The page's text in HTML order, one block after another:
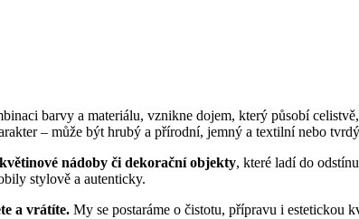
barvy a materiálu, vznikne dojem, který působí
– může být hrubý a přírodní, jemný a textilní nebo
nádoby či dekorační objekty, které ladí do
stylově a autenticky.
a vrátíte. My se postaráme o čistotu, přípravu i estetickou